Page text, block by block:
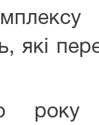
які
року